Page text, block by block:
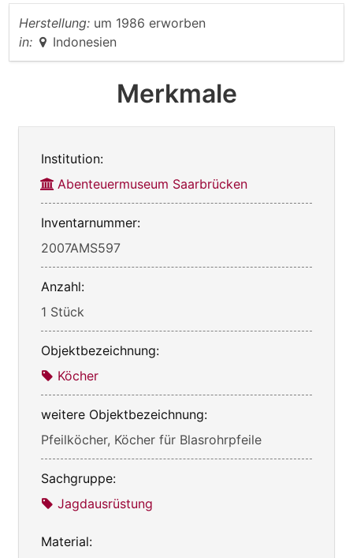
Herstellung: um 1986 erworben
in:
Indonesien
Merkmale
Institution:
Abenteuermuseum Saarbrücken
Inventarnummer:
2007AMS597
Anzahl:
1 Stück
Objektbezeichnung:
Köcher
weitere Objektbezeichnung:
Pfeilköcher, Köcher für Blasrohrpfeile
Sachgruppe:
Jagdausrüstung
Material: